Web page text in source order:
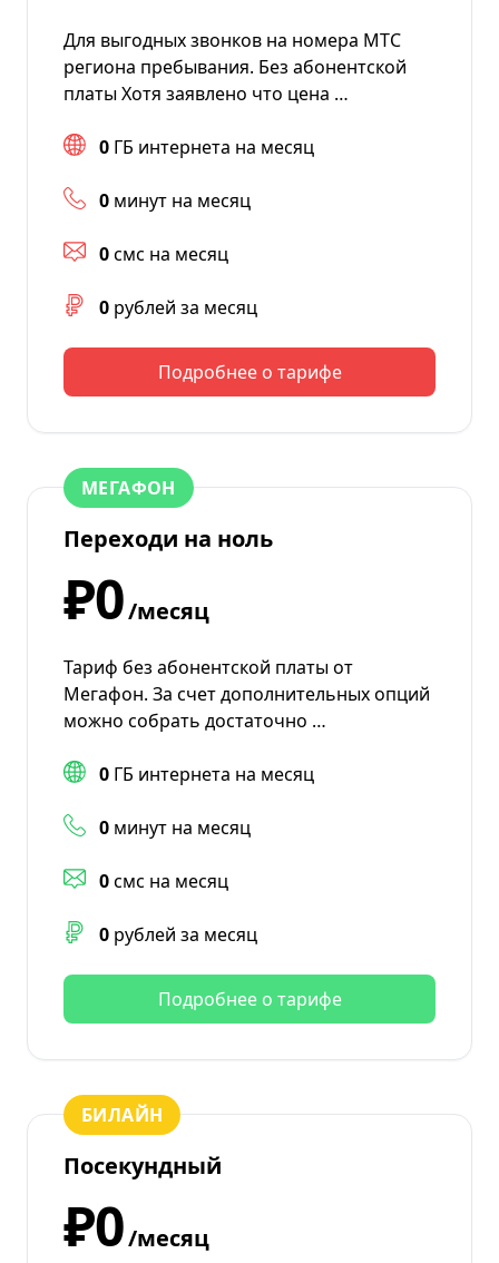
Для выгодных звонков на номера МТС
региона пребывания. Без абонентской
платы Хотя заявлено что цена …
0 ГБ интернета на месяц
0 минут на месяц
0смс на месяц
0 рублей за месяц
Подробнее о тарифе
МЕГАФОН
Переходи на ноль
₽0/месяц
Тариф без абонентской платы от
Мегафон. За счет дополнительных опций
можно собрать достаточно …
0 ГБ интернета на месяц
0 минут на месяц
0смс на месяц
0 рублей за месяц
Подробнее о тарифе
БИЛАЙН
Посекундный
₽0/месяц